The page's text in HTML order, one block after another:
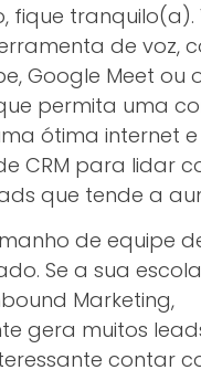
fique tranquilo(a).
de voz,
Google Meet ou
permita uma
ótima internet
CRM para lidar
que tende a
de equipe
Se a sua
Marketing,
gera muitos
contar